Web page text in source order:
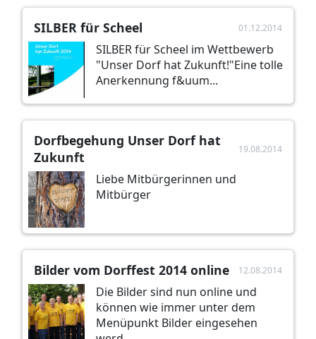
SILBER für Scheel 01.12.2014
SILBER für Scheel im Wettbewerb
"Unser Dorf hat Zukunft!"Eine tolle
Anerkennung f&uum...
Dorfbegehung Unser Dorf hat
Zukunft
19.08.2014
Liebe Mitbürgerinnen und
Mitbürger
Bilder vom Dorffest 2014 online 12.08.2014
Die Bilder sind nun online und
können wie immer unter dem
Menüpunkt Bilder eingesehen